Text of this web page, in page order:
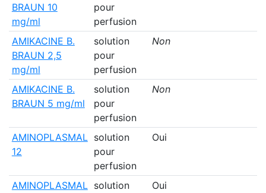
BRAUN 10
mg/ml
pour
perfusion
AMIKACINE B.
BRAUN 2,5
mg/ml
solution
pour
perfusion
Non
AMIKACINE B.
BRAUN 5 mg/ml
solution
pour
perfusion
Non
AMINOPLASMAL
12
solution
pour
perfusion
Oui
AMINOPLASMAL solution
Oui